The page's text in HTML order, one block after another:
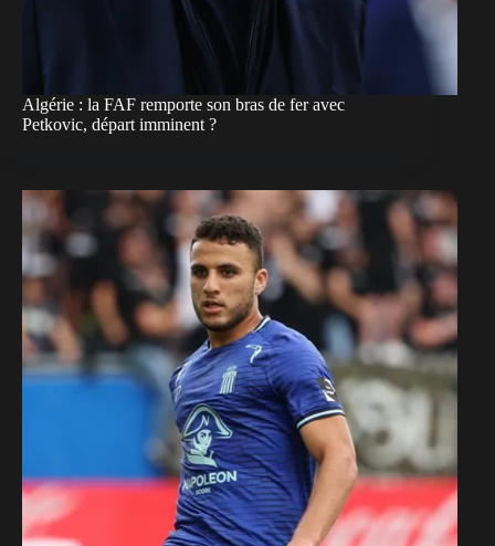
Algérie : la FAF remporte son bras de fer avec
Petkovic, départ imminent ?